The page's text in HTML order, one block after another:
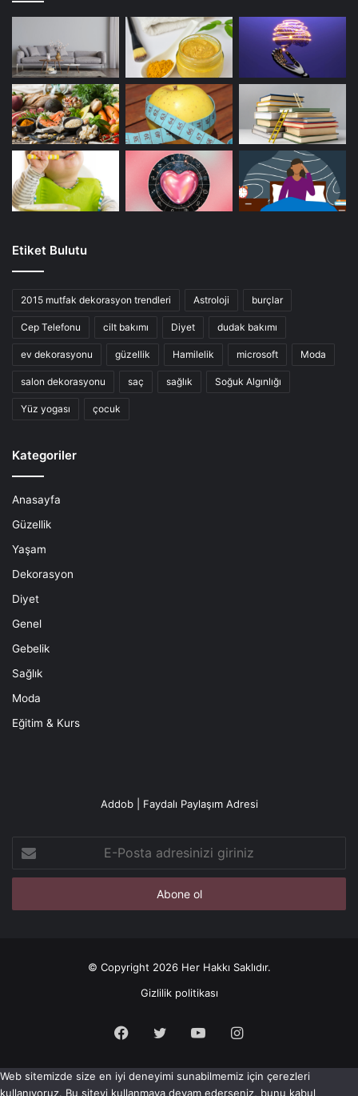
Etiket Bulutu
2015 mutfak dekorasyon trendleri Astroloji burçlar
Cep Telefonu cilt bakımı Diyet dudak bakımı
ev dekorasyonu güzellik Hamilelik microsoft Moda
salon dekorasyonu saç sağlık Soğuk Algınlığı
Yüz yogası çocuk
Kategoriler
Anasayfa
Güzellik
Yaşam
Dekorasyon
Diyet
Genel
Gebelik
Sağlık
Moda
Eğitim & Kurs
Addob | Faydalı Paylaşım Adresi
Posta
adresinizi
© Copyright 2026 Her Hakkı Saklıdır.
Gizlilik politikası
Facebook
X YouTubeInstagram
Web sitemizde size en iyi deneyimi sunabilmemiz için çerezleri
kullanıyoruz. Bu siteyi kullanmaya devam ederseniz, bunu kabul